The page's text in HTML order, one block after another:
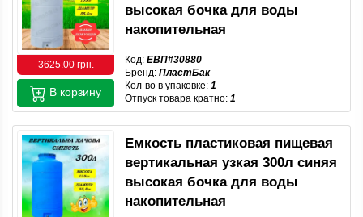
3625.00 грн.
высокая бочка для воды
накопительная
Код: ЕВП#30880
Бренд: ПластБак
Кол-во в упаковке: 1
Отпуск товара кратно: 1
В корзину
Емкость пластиковая пищевая
вертикальная узкая 300л синяя
высокая бочка для воды
накопительная